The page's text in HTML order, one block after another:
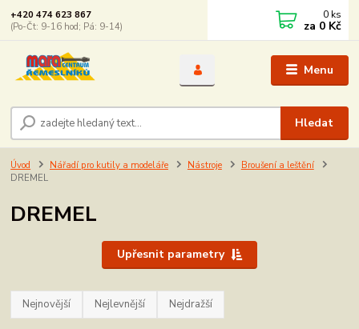
Menu
Hledat
+420 474 623 867
(Po-Čt: 9-16 hod; Pá: 9-14)
0 ks
za 0 Kč
Úvod Nářadí pro kutily a modeláře Nástroje
Broušení a leštění
DREMEL
DREMEL
Upřesnit parametry
Nejnovější Nejlevnější Nejdražší